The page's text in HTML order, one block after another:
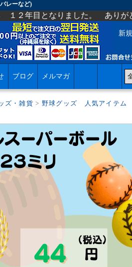
レーなど)
た。 ありがとうございます。
新
ブログ メルマガ
ズ・雑貨 > 野球グッズ 人気アイテム